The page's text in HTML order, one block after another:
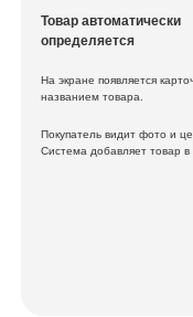
Товар автоматически
определяется
На экране появляется
названием товара.
Покупатель видит фото и
Система добавляет товар в